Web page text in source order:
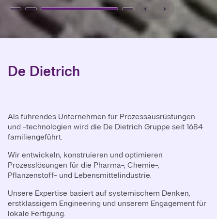
De Dietrich
Als führendes Unternehmen für Prozessausrüstungen
und -technologien wird die De Dietrich Gruppe seit 1684
familiengeführt.
Wir entwickeln, konstruieren und optimieren
Prozesslösungen für die Pharma-, Chemie-,
Pflanzenstoff- und Lebensmittelindustrie.
Unsere Expertise basiert auf systemischem Denken,
erstklassigem Engineering und unserem Engagement für
lokale Fertigung.